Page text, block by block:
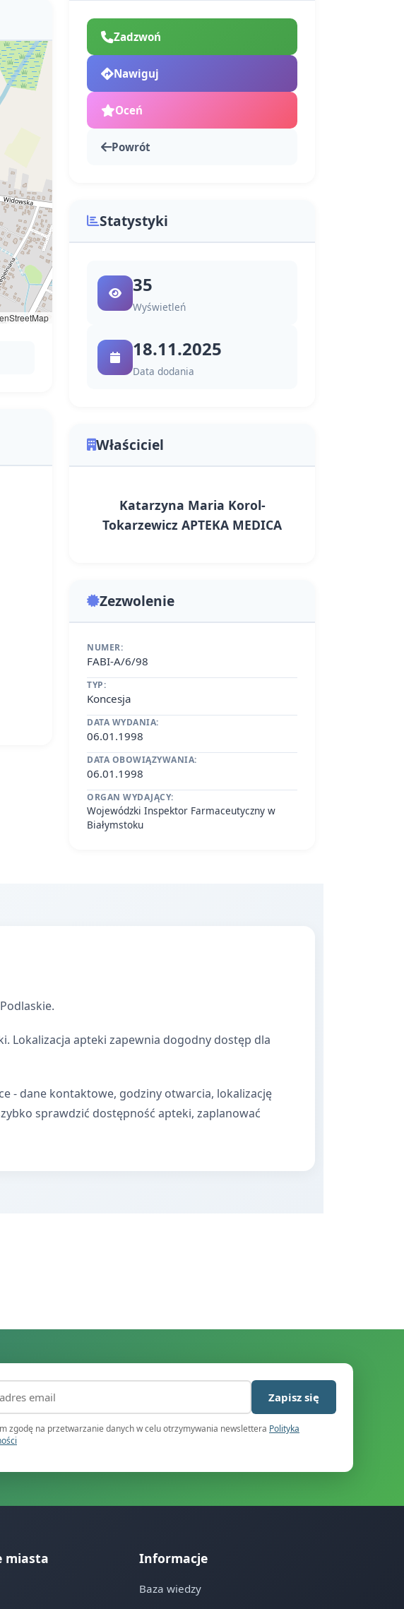
Zadzwoń
Nawiguj
Oceń
Powrót
Statystyki
35
Wyświetleń
18.11.2025
Data dodania
Właściciel
Katarzyna Maria Korol-
Tokarzewicz APTEKA MEDICA
Zezwolenie
NUMER:
FABI-A/6/98
TYP:
Koncesja
DATA WYDANIA:
06.01.1998
DATA OBOWIĄZYWANIA:
06.01.1998
ORGAN WYDAJĄCY:
Wojewódzki Inspektor Farmaceutyczny w
Białymstoku
Lokalizacja apteki zapewnia dogodny dostęp dla
- dane kontaktowe, godziny otwarcia, lokalizację
sprawdzić dostępność apteki, zaplanować
(wymagany)
Zapisz się
zgodę na przetwarzanie danych w celu otrzymywania newslettera Polityka
miasta Informacje
Baza wiedzy